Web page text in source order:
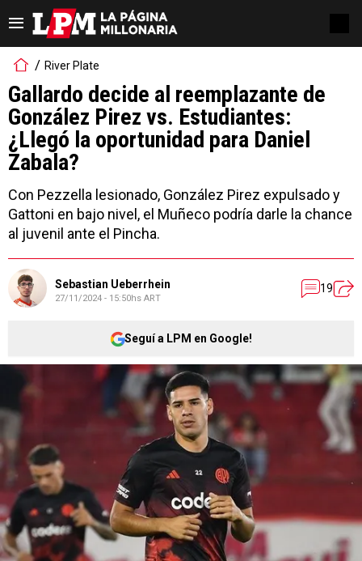
River Plate
Gallardo decide al reemplazante de
González Pirez vs. Estudiantes:
¿Llegó la oportunidad para Daniel
Zabala?
Con Pezzella lesionado, González Pirez expulsado y
Gattoni en bajo nivel, el Muñeco podría darle la chance
al juvenil ante el Pincha.
Sebastian Ueberrhein
27/11/2024 - 15:50hs ART
19
Seguí a LPM en Google!